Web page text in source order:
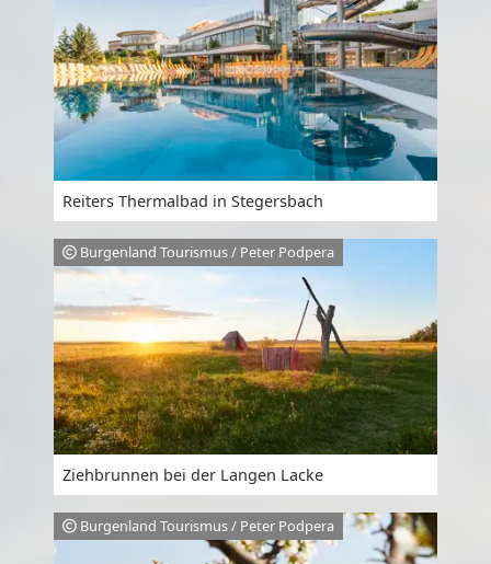
Reiters Thermalbad in Stegersbach
Burgenland Tourismus / Peter Podpera
Ziehbrunnen bei der Langen Lacke
Burgenland Tourismus / Peter Podpera